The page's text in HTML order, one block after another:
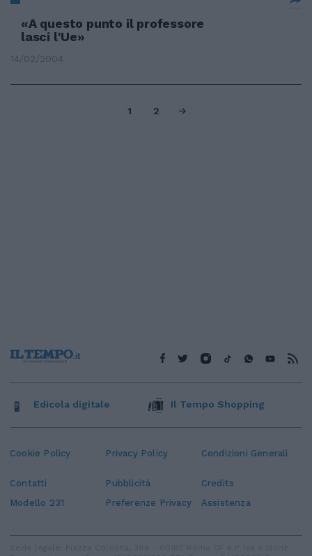
«A questo punto il professore
lasci l'Ue»
14/02/2004
1 2
Cookie Policy Privacy Policy Condizioni Generali
Contatti Pubblicità
Credits
Modello 231
Preferenze Privacy Assistenza
Edicola digitale Il Tempo Shopping